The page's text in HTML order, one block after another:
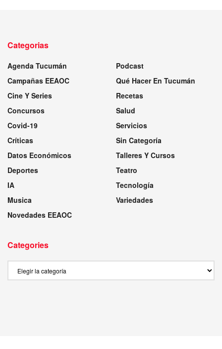
Categorias
Agenda Tucumán
Campañas EEAOC
Cine Y Series
Concursos
Covid-19
Críticas
Datos Económicos
Deportes
IA
Musica
Novedades EEAOC
Podcast
Qué Hacer En Tucumán
Recetas
Salud
Servicios
Sin Categoría
Talleres Y Cursos
Teatro
Tecnología
Variedades
Categories